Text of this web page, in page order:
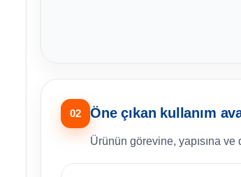
02 Öne çıkan kullanım
Ürünün görevine, yapısına